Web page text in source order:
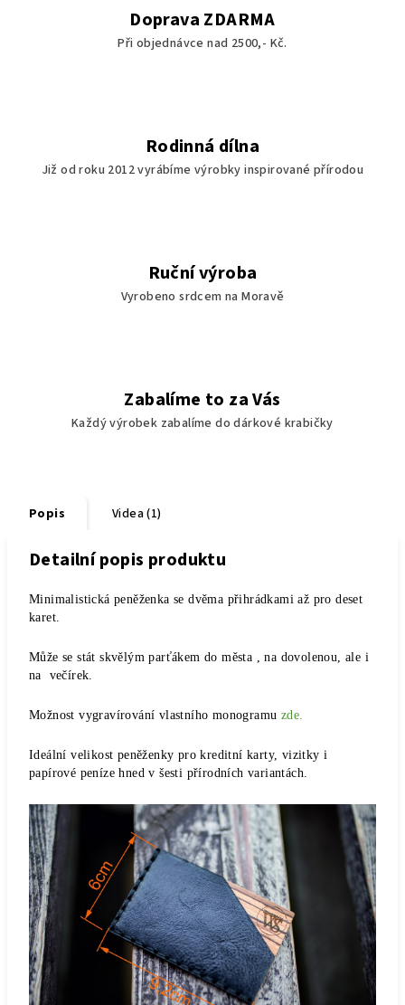
Doprava ZDARMA
Při objednávce nad 2500,- Kč.
Rodinná dílna
Již od roku 2012 vyrábíme výrobky inspirované přírodou
Ruční výroba
Vyrobeno srdcem na Moravě
Zabalíme to za Vás
Každý výrobek zabalíme do dárkové krabičky
Popis Videa (1)
Detailní popis produktu
Minimalistická peněženka se dvěma přihrádkami až pro deset
karet.
Může se stát skvělým parťákem do města , na dovolenou, ale i
na večírek.
Možnost vygravírování vlastního monogramu zde.
Ideální velikost peněženky pro kreditní karty, vizitky i
papírové peníze hned v šesti přírodních variantách.